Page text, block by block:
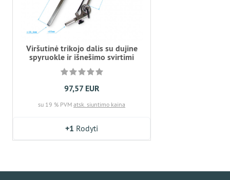
Viršutinė trikojo dalis su dujine
spyruokle ir išnešimo svirtimi
97,57 EUR
su 19 % PVM atsk. siuntimo kaina
+1 Rodyti